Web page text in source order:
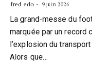
fred edo 9 juin 2026
La grand-messe du
marquée par un record
l’explosion du
Alors que…